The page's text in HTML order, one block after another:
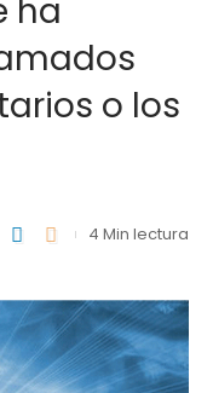
ha
o los
4 Min lectura